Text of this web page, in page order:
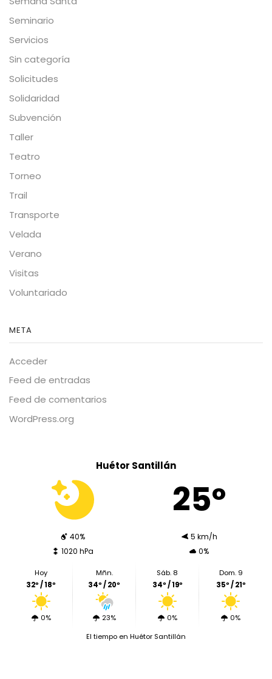
Seminario
Servicios
Sin categoría
Solicitudes
Solidaridad
Subvención
Taller
Teatro
Torneo
Trail
Transporte
Velada
Verano
Visitas
Voluntariado
META
Acceder
Feed de entradas
Feed de comentarios
WordPress.org
Huétor Santillán
25º
40%
5 km/h
1020 hPa
0%
Hoy
32º / 18º
0%
Mñn.
34º / 20º
23%
Sáb. 8
34º / 19º
0%
Dom. 9
35º / 21º
0%
El tiempo en Huétor Santillán